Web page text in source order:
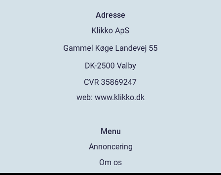
Adresse
web: www.klikko.dk
Menu
Annoncering
Om os